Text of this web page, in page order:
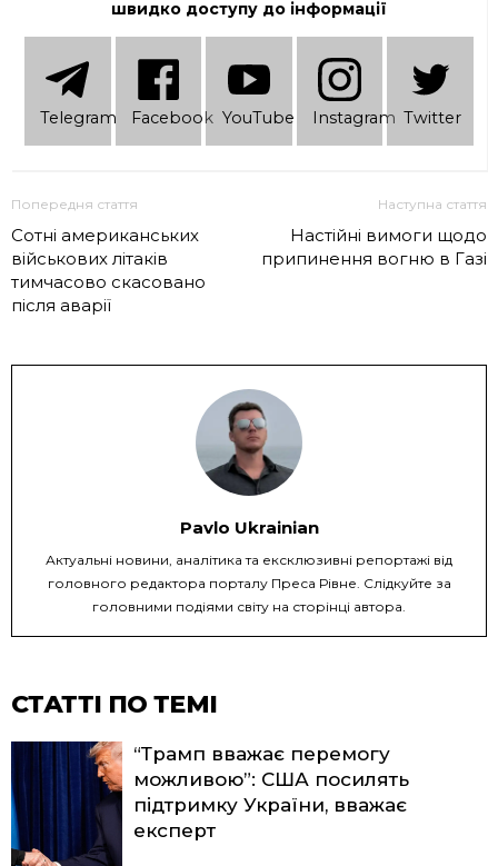
швидко доступу до інформації
Telеgram Facebook YouTube Instagram Twitter
Попередня стаття
Сотні американських
військових літаків
тимчасово скасовано
після аварії
Наступна стаття
Настійні вимоги щодо
припинення вогню в Газі
Pavlo Ukrainian
Актуальні новини, аналітика та ексклюзивні репортажі від
головного редактора порталу Преса Рівне. Слідкуйте за
головними подіями світу на сторінці автора.
СТАТТІ ПО ТЕМІ
“Трамп вважає перемогу
можливою”: США посилять
підтримку України, вважає
експерт